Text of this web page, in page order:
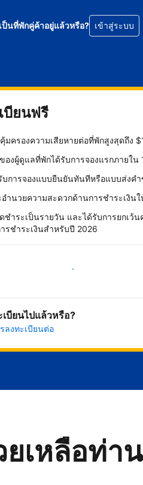
ป็นที่พักคู่ค้าอยู่แล้วหรือ? เข้าสู่ระบบ
บียนฟรี
มครองความเสียหายต่อที่พักสูงสุดถึง
องผู้ดูแลที่พักได้รับการจองแรกภายใน
บการจองแบบยืนยันทันทีหรือแบบส่งคำ
อำนวยความสะดวกด้านการชำระเงิน
ชำระเป็นรายวัน และได้รับการยกเว้น
รชำระเงินสำหรับปี 2026
เริ่มดำเนินการเลย
เบียนไปแล้วหรือ?
ลงทะเบียนต่อ
ยเหลือท่าน